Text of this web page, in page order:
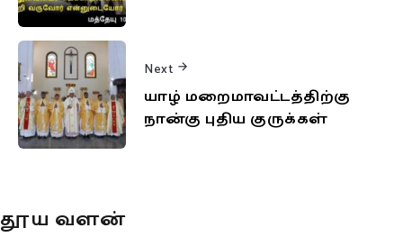
Next
யாழ் மறைமாவட்டத்திற்கு
நான்கு புதிய குருக்கள்
தூய வளன்